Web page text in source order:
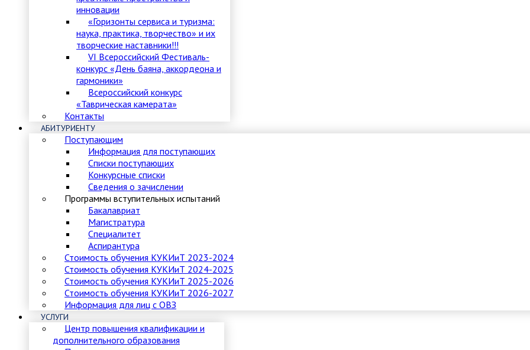
инновации
«Горизонты сервиса и туризма:
наука, практика, творчество» и их
творческие наставники!!!
VI Всероссийский Фестиваль-
конкурс «День баяна, аккордеона и
гармоники»
Всероссийский конкурс
«Таврическая камерата»
Контакты
АБИТУРИЕНТУ
Поступающим
Информация для поступающих
Списки поступающих
Конкурсные списки
Сведения о зачислении
Программы вступительных испытаний
Бакалавриат
Магистратура
Специалитет
Аспирантура
Стоимость обучения КУКИиТ 2023-2024
Стоимость обучения КУКИиТ 2024-2025
Стоимость обучения КУКИиТ 2025-2026
Стоимость обучения КУКИиТ 2026-2027
Информация для лиц с ОВЗ
УСЛУГИ
Центр повышения квалификации и
дополнительного образования